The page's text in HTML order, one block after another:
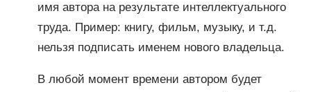
имя автора на результате интеллектуального
труда. Пример: книгу, фильм, музыку, и т.д.
нельзя подписать именем нового владельца.
В любой момент времени автором будет